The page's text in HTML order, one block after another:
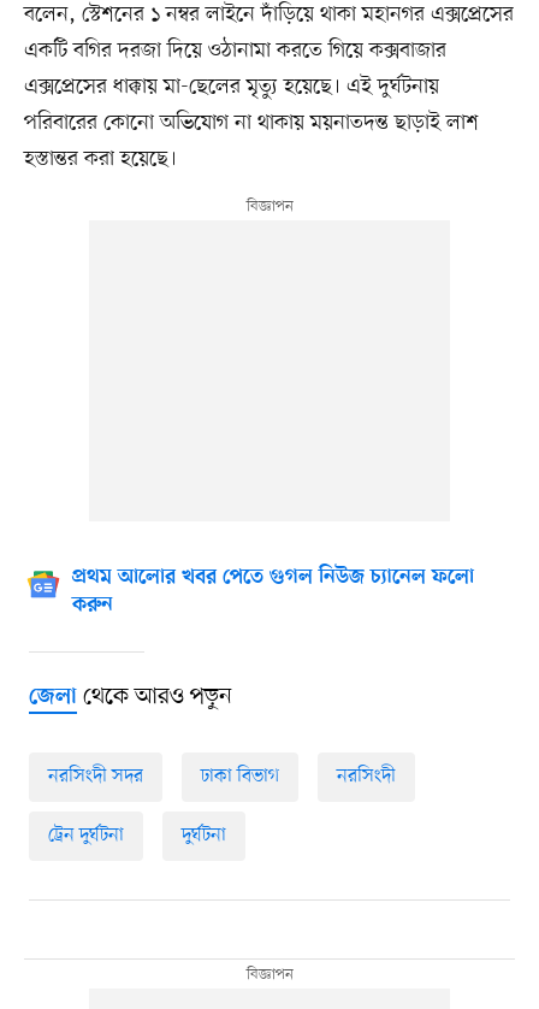
বলেন, স্টেশনের ১ নম্বর লাইনে দাঁড়িয়ে থাকা মহানগর এক্সপ্রেসের
একটি বগির দরজা দিয়ে ওঠানামা করতে গিয়ে কক্সবাজার
এক্সপ্রেসের ধাক্কায় মা-ছেলের মৃত্যু হয়েছে। এই দুর্ঘটনায়
পরিবারের কোনো অভিযোগ না থাকায় ময়নাতদন্ত ছাড়াই লাশ
হস্তান্তর করা হয়েছে।
প্রথম আলোর খবর পেতে গুগল নিউজ চ্যানেল ফলো
করুন
জেলাথেকে আরও পড়ুন
নরসিংদী সদর ঢাকা বিভাগ নরসিংদী
ট্রেন দুর্ঘটনা দুর্ঘটনা